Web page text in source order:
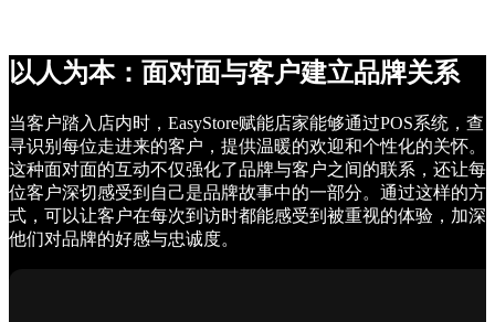
以人为本：面对面与客户建立品牌关系
当客户踏入店内时，EasyStore赋能店家能够通过POS系统，查
寻识别每位走进来的客户，提供温暖的欢迎和个性化的关怀。
这种面对面的互动不仅强化了品牌与客户之间的联系，还让每
位客户深切感受到自己是品牌故事中的一部分。通过这样的方
式，可以让客户在每次到访时都能感受到被重视的体验，加深
他们对品牌的好感与忠诚度。